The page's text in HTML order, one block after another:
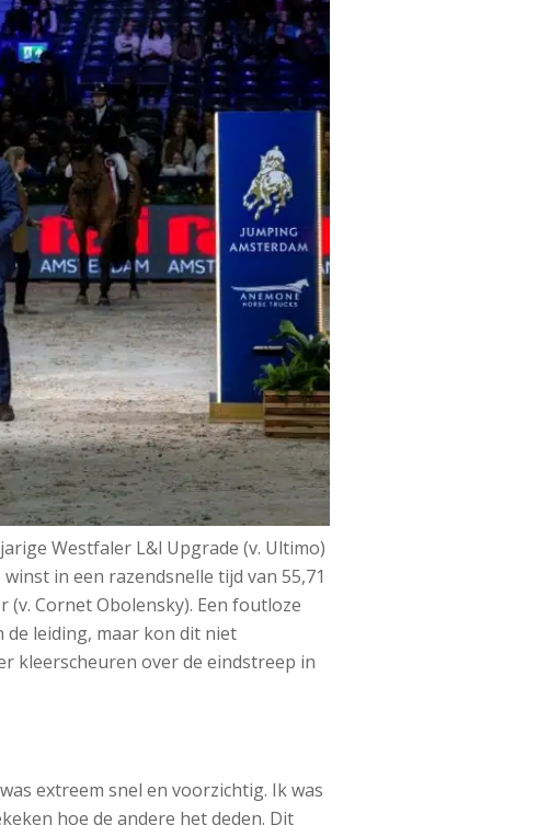
Westfaler L&l Upgrade (v. Ultimo)
in een razendsnelle tijd van 55,71
(v. Cornet Obolensky). Een foutloze
de leiding, maar kon dit niet
kleerscheuren over de eindstreep in
extreem snel en voorzichtig. Ik was
hoe de andere het deden. Dit